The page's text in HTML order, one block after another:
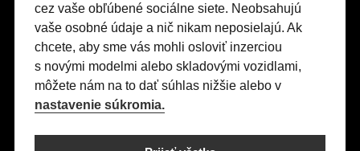
Modely Opel
Titulná stránka
Skladové vozidlá
Servis & Príslušenstvo
Kontakty
Nastavení cookies
cez vaše obľúbené sociálne siete. Neobsahujú
vaše osobné údaje a nič nikam neposielajú. Ak
chcete, aby sme vás mohli osloviť inzerciou
s novými modelmi alebo skladovými vozidlami,
môžete nám na to dať súhlas nižšie alebo v
nastavenie súkromia.